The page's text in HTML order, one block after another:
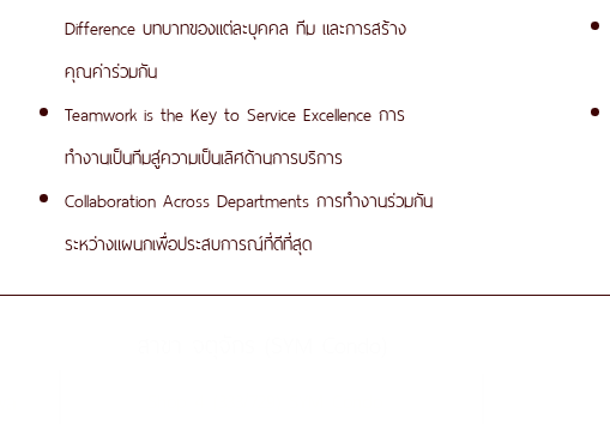
Difference บทบาทของแต่ละบุคคล ทีม และการสร้าง
คุณค่าร่วมกัน
Teamwork is the Key to Service Excellence การ
ทำงานเป็นทีมสู่ความเป็นเลิศด้านการบริการ
Collaboration Across Departments การทำงานร่วมกัน
ระหว่างแผนกเพื่อประสบการณ์ที่ดีที่สุด